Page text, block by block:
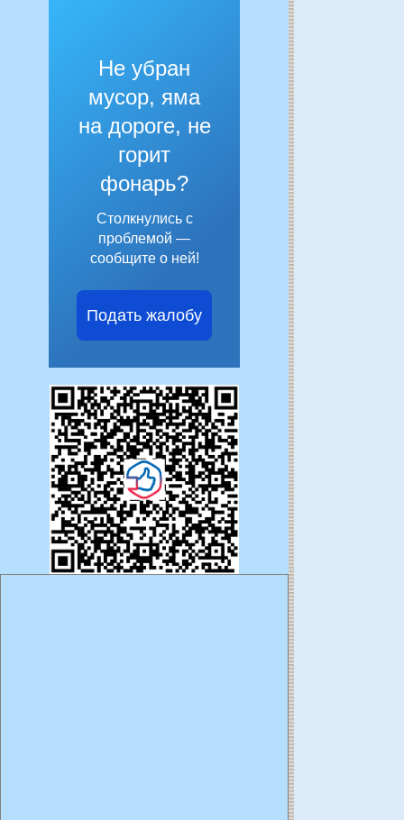
Не убран
мусор, яма
на дороге, не
горит
фонарь?
Столкнулись с
проблемой —
сообщите о ней!
Подать жалобу